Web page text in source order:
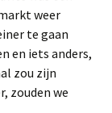
weer
te gaan
en iets anders,
zou zijn
zouden we